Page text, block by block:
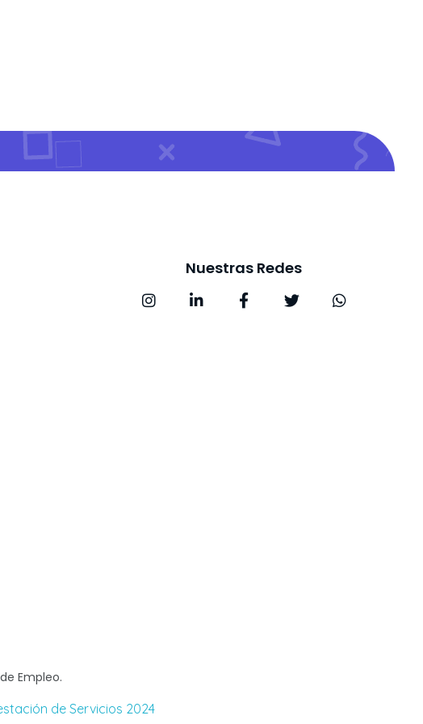
Nuestras Redes
Empleo.
de Servicios 2024